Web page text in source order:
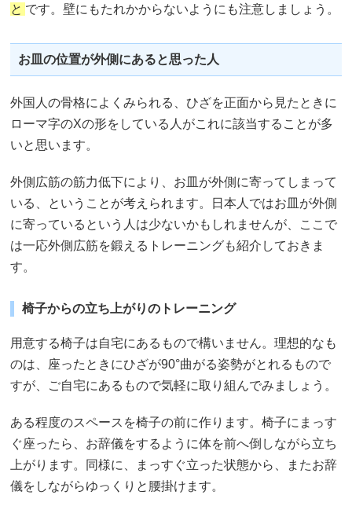
と です。壁にもたれかからないようにも注意しましょう。
お皿の位置が外側にあると思った人
外国人の骨格によくみられる、ひざを正面から見たときに
ローマ字のXの形をしている人がこれに該当することが多
いと思います。
外側広筋の筋力低下により、お皿が外側に寄ってしまって
いる、ということが考えられます。日本人ではお皿が外側
に寄っているという人は少ないかもしれませんが、ここで
は一応外側広筋を鍛えるトレーニングも紹介しておきま
す。
椅子からの立ち上がりのトレーニング
用意する椅子は自宅にあるもので構いません。理想的なも
のは、座ったときにひざが90°曲がる姿勢がとれるもので
すが、ご自宅にあるもので気軽に取り組んでみましょう。
ある程度のスペースを椅子の前に作ります。椅子にまっす
ぐ座ったら、お辞儀をするように体を前へ倒しながら立ち
上がります。同様に、まっすぐ立った状態から、またお辞
儀をしながらゆっくりと腰掛けます。